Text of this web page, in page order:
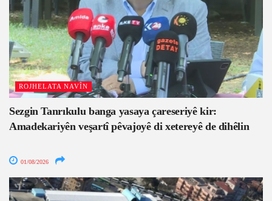
ROJHELATA NAVÎN
Sezgin Tanrıkulu banga yasaya çareseriyê kir:
Amadekariyên veşartî pêvajoyê di xetereyê de dihêlin
01/08/2026